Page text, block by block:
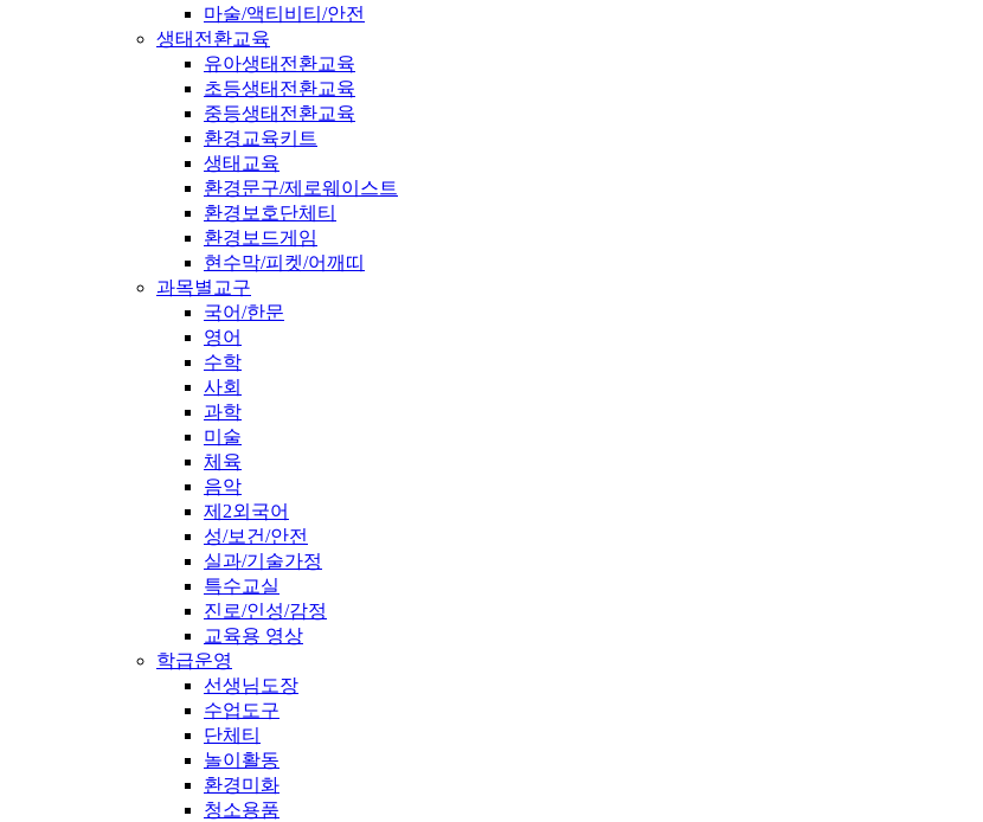
마술/액티비티/안전
생태전환교육
유아생태전환교육
초등생태전환교육
중등생태전환교육
환경교육키트
생태교육
환경문구/제로웨이스트
환경보호단체티
환경보드게임
현수막/피켓/어깨띠
과목별교구
국어/한문
영어
수학
사회
과학
미술
체육
음악
제2외국어
성/보건/안전
실과/기술가정
특수교실
진로/인성/감정
교육용 영상
학급운영
선생님도장
수업도구
단체티
놀이활동
환경미화
청소용품